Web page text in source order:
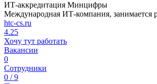
ИТ-аккредитация Минцифры
Международная ИТ-компания, занимается
htc-cs.ru
4.25
Хочу тут работать
Вакансии
0
Сотрудники
0 / 9